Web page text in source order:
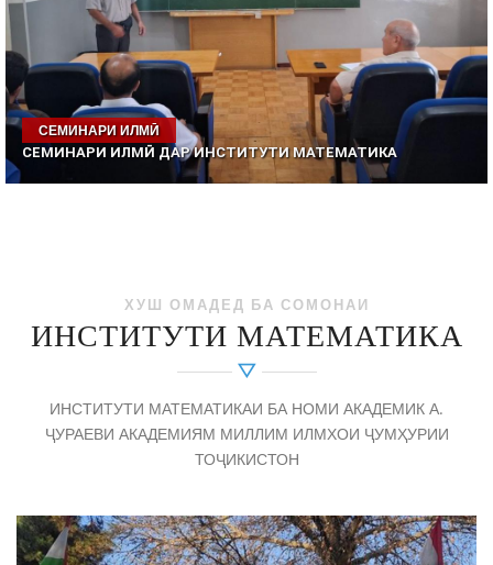
СЕМИНАРИ ИЛМӢ ДАР ИНСТИТУТИ МАТЕМАТИКА
СЕМИНАРИ ИЛМӢ
ХУШ ОМАДЕД БА СОМОНАИ
ИНСТИТУТИ МАТЕМАТИКА
ИНСТИТУТИ МАТЕМАТИКАИ БА НОМИ АКАДЕМИК А.
ҶУРАЕВИ АКАДЕМИЯМ МИЛЛИМ ИЛМХОИ ҶУМҲУРИИ
ТОҶИКИСТОН